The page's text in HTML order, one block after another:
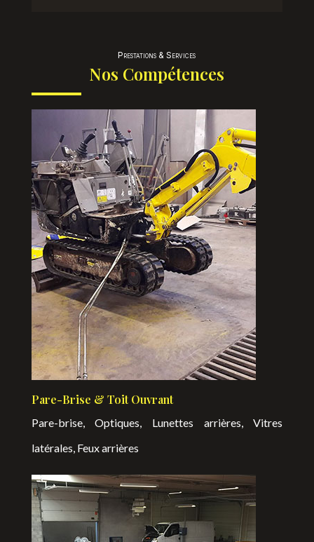
Prestations & Services
Nos Compétences
Pare-Brise & Toit Ouvrant
Pare-brise, Optiques, Lunettes arrières, Vitres
latérales, Feux arrières